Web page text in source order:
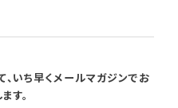
いち早くメールマガジンでお
す。